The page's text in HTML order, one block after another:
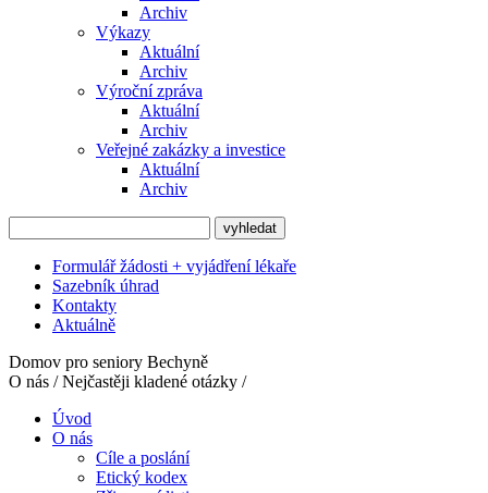
Archiv
Výkazy
Aktuální
Archiv
Výroční zpráva
Aktuální
Archiv
Veřejné zakázky a investice
Aktuální
Archiv
Formulář žádosti + vyjádření lékaře
Sazebník úhrad
Kontakty
Aktuálně
Domov pro seniory Bechyně
O nás / Nejčastěji kladené otázky /
Úvod
O nás
Cíle a poslání
Etický kodex